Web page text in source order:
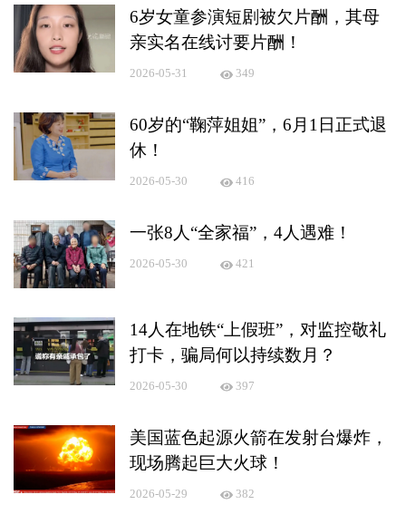
6岁女童参演短剧被欠片酬，其母
亲实名在线讨要片酬！
2026-05-31 349
60岁的“鞠萍姐姐”，6月1日正式退
休！
2026-05-30 416
一张8人“全家福”，4人遇难！
2026-05-30 421
14人在地铁“上假班”，对监控敬礼
打卡，骗局何以持续数月？
2026-05-30 397
美国蓝色起源火箭在发射台爆炸，
现场腾起巨大火球！
2026-05-29 382